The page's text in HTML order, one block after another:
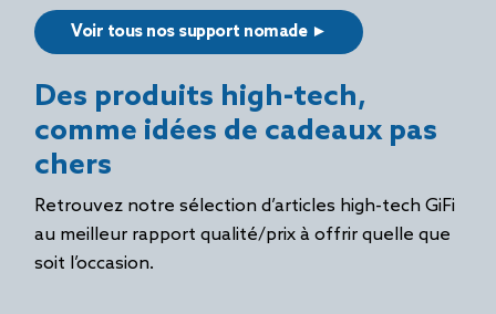
Voir tous nos support nomade ►
Des produits high-tech,
comme idées de cadeaux pas
chers
Retrouvez notre sélection d’articles high-tech GiFi
au meilleur rapport qualité/prix à offrir quelle que
soit l’occasion.